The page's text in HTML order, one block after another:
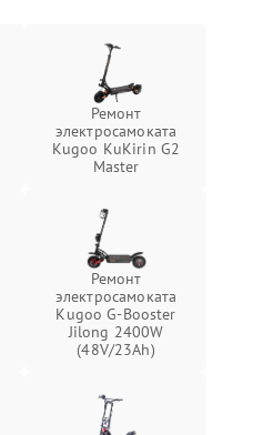
Ремонт
электросамоката
Kugoo KuKirin G2
Master
Ремонт
электросамоката
Kugoo G-Booster
Jilong 2400W
(48V/23Ah)